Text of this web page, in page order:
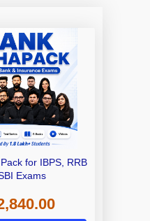
for IBPS, RRB
Exams